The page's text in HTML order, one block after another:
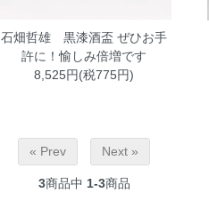
石畑哲雄 黒漆酒盃ぜひお手
許に！愉しみ倍増です
8,525円(税775円)
« Prev Next »
3商品中 1-3商品